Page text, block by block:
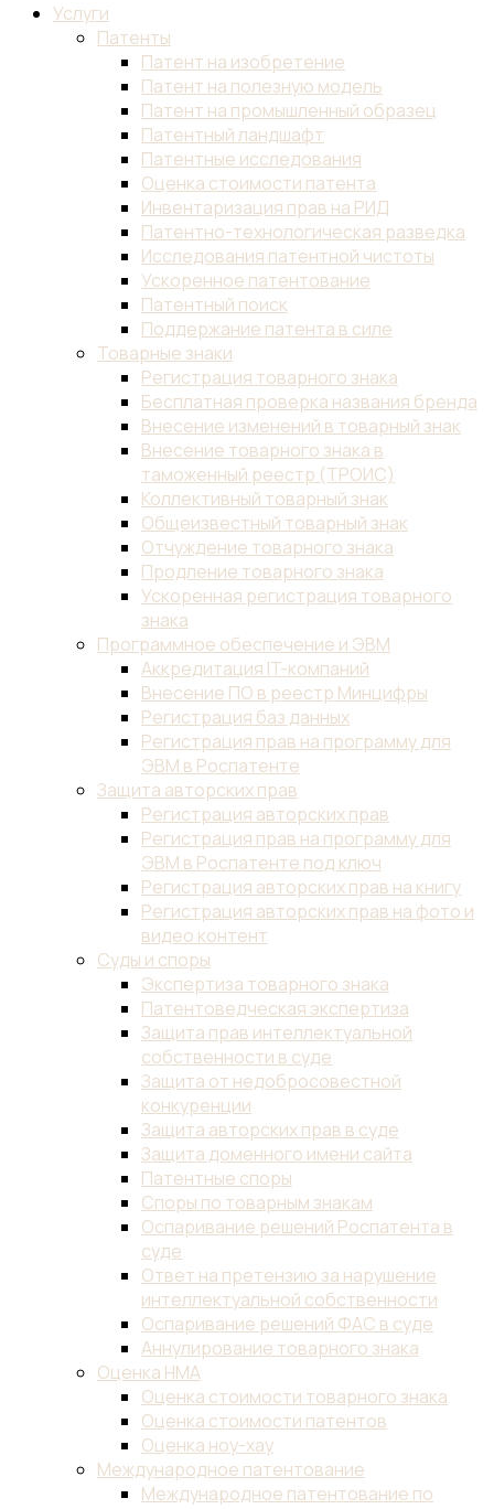
Услуги
Патенты
Патент на изобретение
Патент на полезную модель
Патент на промышленный образец
Патентный ландшафт
Патентные исследования
Оценка стоимости патента
Инвентаризация прав на РИД
Патентно-технологическая разведка
Исследования патентной чистоты
Ускоренное патентование
Патентный поиск
Поддержание патента в силе
Товарные знаки
Регистрация товарного знака
Бесплатная проверка названия бренда
Внесение изменений в товарный знак
Внесение товарного знака в
таможенный реестр (ТРОИС)
Коллективный товарный знак
Общеизвестный товарный знак
Отчуждение товарного знака
Продление товарного знака
Ускоренная регистрация товарного
знака
Программное обеспечение и ЭВМ
Аккредитация IT-компаний
Внесение ПО в реестр Минцифры
Регистрация баз данных
Регистрация прав на программу для
ЭВМ в Роспатенте
Защита авторских прав
Регистрация авторских прав
Регистрация прав на программу для
ЭВМ в Роспатенте под ключ
Регистрация авторских прав на книгу
Регистрация авторских прав на фото и
видео контент
Суды и споры
Экспертиза товарного знака
Патентоведческая экспертиза
Защита прав интеллектуальной
собственности в суде
Защита от недобросовестной
конкуренции
Защита авторских прав в суде
Защита доменного имени сайта
Патентные споры
Споры по товарным знакам
Оспаривание решений Роспатента в
суде
Ответ на претензию за нарушение
интеллектуальной собственности
Оспаривание решений ФАС в суде
Аннулирование товарного знака
Оценка НМА
Оценка стоимости товарного знака
Оценка стоимости патентов
Оценка ноу-хау
Международное патентование
Международное патентование по